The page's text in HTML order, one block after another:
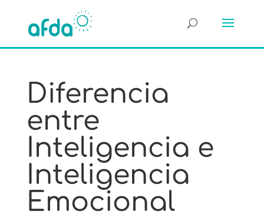
Diferencia
entre
Inteligencia e
Inteligencia
Emocional